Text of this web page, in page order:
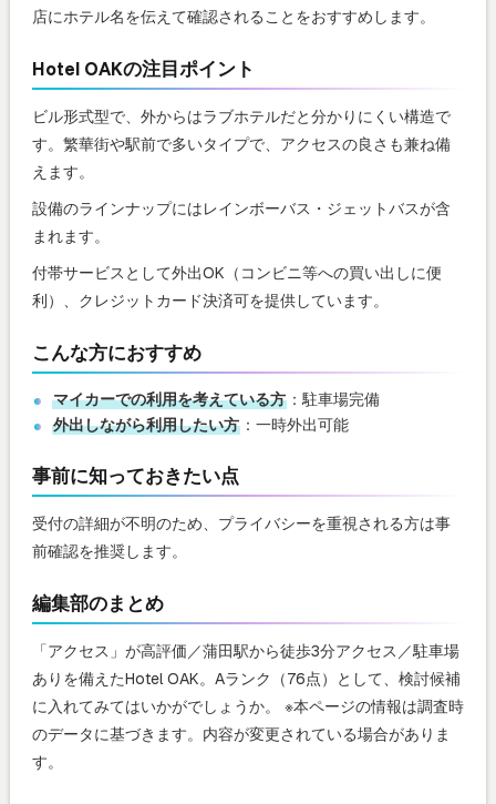
店にホテル名を伝えて確認されることをおすすめします。
Hotel OAKの注目ポイント
ビル形式型で、外からはラブホテルだと分かりにくい構造で
す。繁華街や駅前で多いタイプで、アクセスの良さも兼ね備
えます。
設備のラインナップにはレインボーバス・ジェットバスが含
まれます。
付帯サービスとして外出OK（コンビニ等への買い出しに便
利）、クレジットカード決済可を提供しています。
こんな方におすすめ
マイカーでの利用を考えている方 ：駐車場完備
外出しながら利用したい方 ：一時外出可能
事前に知っておきたい点
受付の詳細が不明のため、プライバシーを重視される方は事
前確認を推奨します。
編集部のまとめ
「アクセス」が高評価／蒲田駅から徒歩3分アクセス／駐車場
ありを備えたHotel OAK。Aランク（76点）として、検討候補
に入れてみてはいかがでしょうか。 ※本ページの情報は調査時
のデータに基づきます。内容が変更されている場合がありま
す。